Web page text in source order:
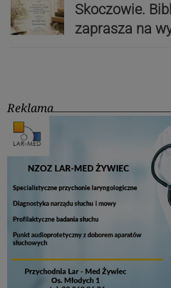
Skoczowie.
zaprasza na
Reklama